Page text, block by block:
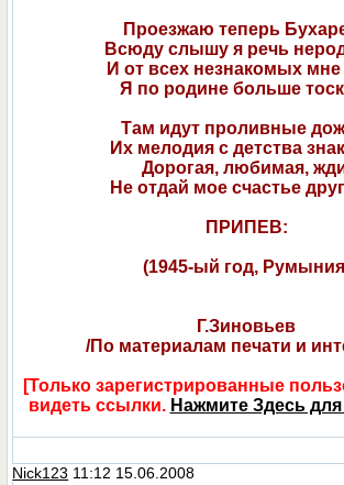
Проезжаю теперь
Всюду слышу я речь
И от всех незнакомых мне
Я по родине больше
Там идут проливные
Их мелодия с детства
Дорогая, любимая,
Не отдай мое счастье
ПРИПЕВ:
(1945-ый год,
Г.Зиновьев
/По материалам печати и
[Только зарегистрированные
видеть ссылки. Нажмите Здесь
Nick123 11:12 15.06.2008